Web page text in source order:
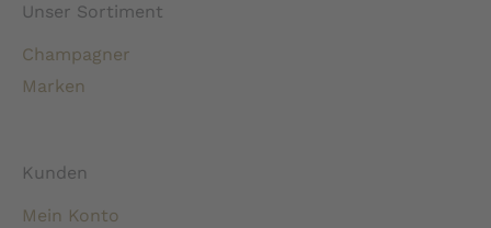
Unser Sortiment
Champagner
Marken
Kunden
Mein Konto